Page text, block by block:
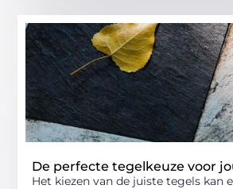
De perfecte tegelkeuze voor
Het kiezen van de juiste tegels kan